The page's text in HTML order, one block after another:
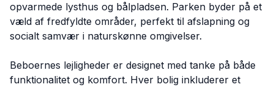
opvarmede lysthus og bålpladsen. Parken byder på et
væld af fredfyldte områder, perfekt til afslapning og
socialt samvær i naturskønne omgivelser.
Beboernes lejligheder er designet med tanke på både
funktionalitet og komfort. Hver bolig inkluderer et